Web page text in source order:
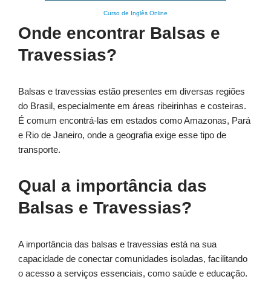
Curso de Inglês Online
Onde encontrar Balsas e
Travessias?
Balsas e travessias estão presentes em diversas regiões
do Brasil, especialmente em áreas ribeirinhas e costeiras.
É comum encontrá-las em estados como Amazonas, Pará
e Rio de Janeiro, onde a geografia exige esse tipo de
transporte.
Qual a importância das
Balsas e Travessias?
A importância das balsas e travessias está na sua
capacidade de conectar comunidades isoladas, facilitando
o acesso a serviços essenciais, como saúde e educação.